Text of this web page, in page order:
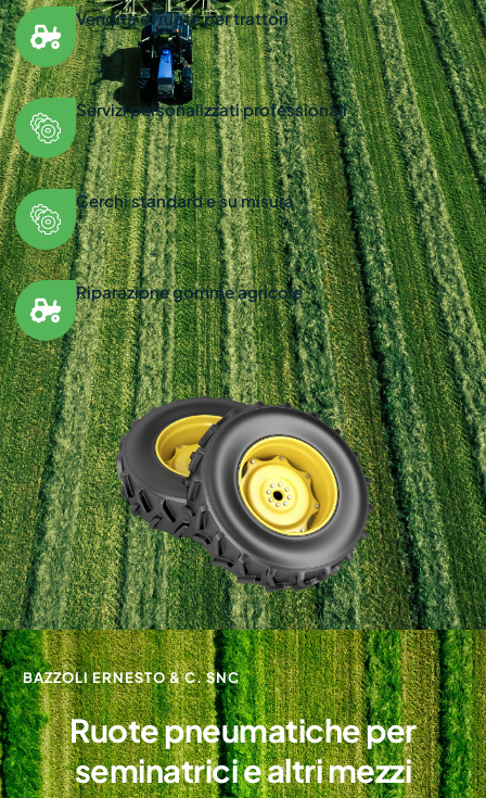
Vendita di ruote per trattori
Servizi personalizzati professionali
Cerchi standard e su misura
Riparazione gomme agricole
BAZZOLI ERNESTO & C. SNC
Ruote pneumatiche per
seminatrici e altri mezzi